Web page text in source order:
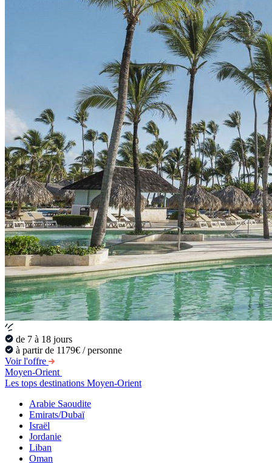
de 7 à 18 jours
à partir de 1179€ / personne
Voir l'offre
Moyen-Orient
Les tops destinations Moyen-Orient
Arabie Saoudite
Emirats/Dubaï
Israël
Jordanie
Liban
Oman